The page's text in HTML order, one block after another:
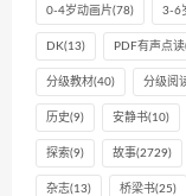
0-4岁动画片(78) 3-6
DK(13) PDF有声点读
分级教材(40) 分级阅
历史(9) 安静书(10)
探索(9) 故事(2729)
杂志(13) 桥梁书(25)